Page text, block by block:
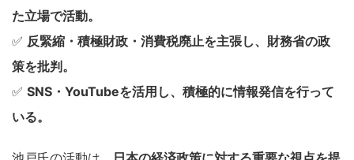
た立場で活動。
✅ 反緊縮・積極財政・消費税廃止を主張し、財務省の政
策を批判。
✅ SNS・YouTubeを活用し、積極的に情報発信を行って
いる。